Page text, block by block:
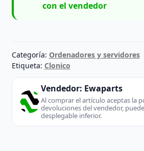
con el vendedor
Categoría: Ordenadores y servidores
Etiqueta: Clonico
Vendedor: Ewaparts
Al comprar el artículo aceptas la
devoluciones del vendedor,
desplegable inferior.